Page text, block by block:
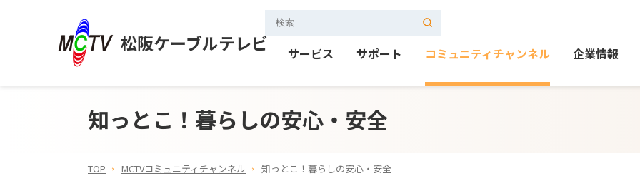
松阪ケーブルテレビ サービス サポート コミュニティチャンネル 企業情報
知っとこ！暮らしの安心・安全
TOP MCTVコミュニティチャンネル 知っとこ！暮らしの安心・安全